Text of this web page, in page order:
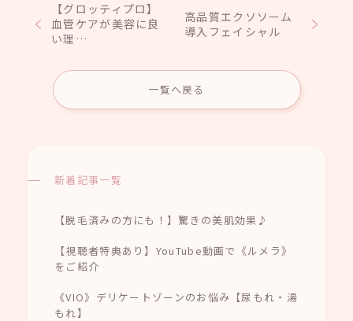
【グロッティプロ】
血管ケアが美容に良
い理…
高品質エクソソーム
導入フェイシャル
一覧へ戻る
新着記事一覧
【脱毛済みの方にも！】驚きの美肌効果♪
【視聴者特典あり】YouTube動画で《ルメラ》
をご紹介
《VIO》デリケートゾーンのお悩み【尿もれ・湯
もれ】